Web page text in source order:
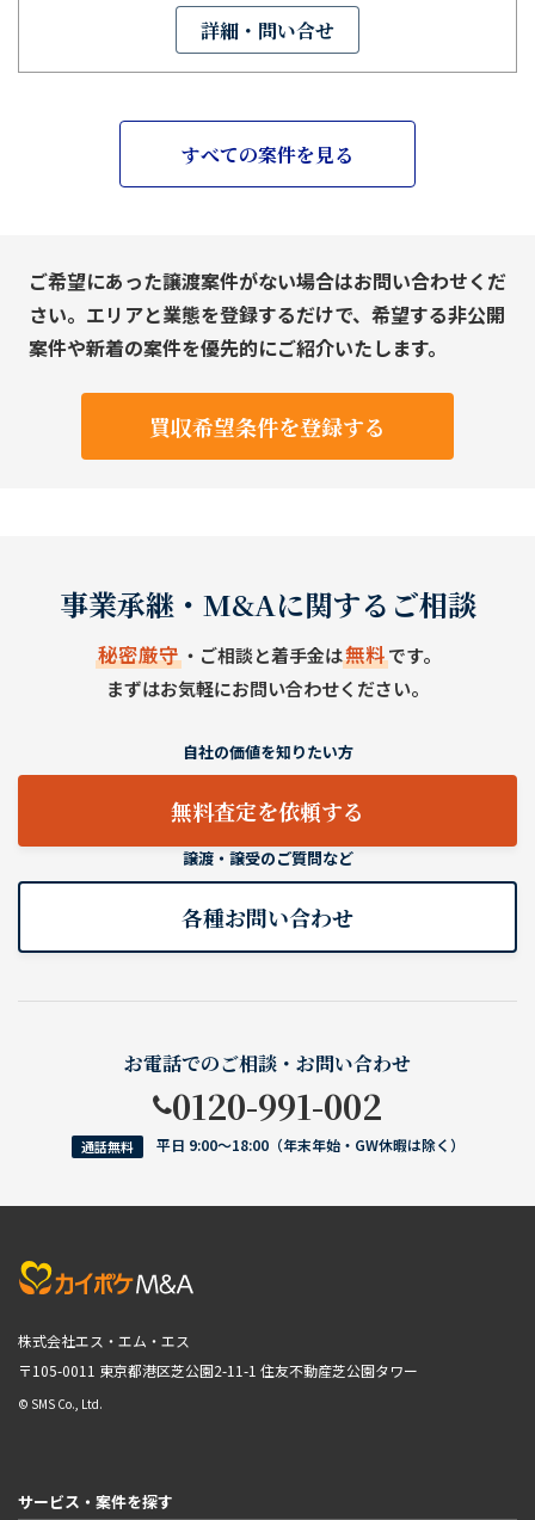
詳細・問い合せ
すべての案件を見る
ご希望にあった譲渡案件がない場合はお問い合わせくだ
さい。エリアと業態を登録するだけで、希望する非公開
案件や新着の案件を優先的にご紹介いたします。
買収希望条件を登録する
事業承継・M&Aに関するご相談
秘密厳守・ご相談と着手金は無料です。
まずはお気軽にお問い合わせください。
自社の価値を知りたい方
無料査定を依頼する
譲渡・譲受のご質問など
各種お問い合わせ
お電話でのご相談・お問い合わせ
0120-991-002
通話無料 平日 9:00〜18:00（年末年始・GW休暇は除く）
株式会社エス・エム・エス
〒105-0011 東京都港区芝公園2-11-1 住友不動産芝公園タワー
© SMS Co., Ltd.
サービス・案件を探す